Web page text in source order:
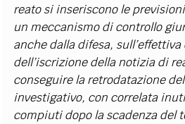
reato si inseriscono le
un meccanismo di controllo
anche dalla difesa,
dell’iscrizione della notizia di
conseguire la retrodatazione
investigativo, con correlata
compiuti dopo la scadenza del